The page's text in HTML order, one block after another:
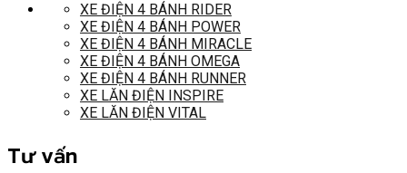
XE ĐIỆN 4 BÁNH RIDER
XE ĐIỆN 4 BÁNH POWER
XE ĐIỆN 4 BÁNH MIRACLE
XE ĐIỆN 4 BÁNH OMEGA
XE ĐIỆN 4 BÁNH RUNNER
XE LĂN ĐIỆN INSPIRE
XE LĂN ĐIỆN VITAL
Tư vấn